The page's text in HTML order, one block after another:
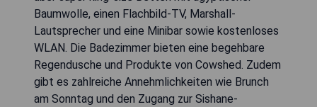
Baumwolle, einen Flachbild-TV, Marshall-
Lautsprecher und eine Minibar sowie kostenloses
WLAN. Die Badezimmer bieten eine begehbare
Regendusche und Produkte von Cowshed. Zudem
gibt es zahlreiche Annehmlichkeiten wie Brunch
am Sonntag und den Zugang zur Sishane-